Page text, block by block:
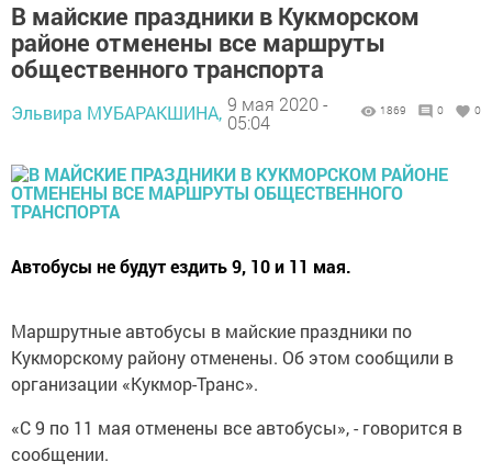
В майские праздники в Кукморском
районе отменены все маршруты
общественного транспорта
Эльвира МУБАРАКШИНА, 9 мая 2020 -
05:04
1869 0 0
Автобусы не будут ездить 9, 10 и 11 мая.
Маршрутные автобусы в майские праздники по
Кукморскому району отменены. Об этом сообщили в
организации «Кукмор-Транс».
«С 9 по 11 мая отменены все автобусы», - говорится в
сообщении.